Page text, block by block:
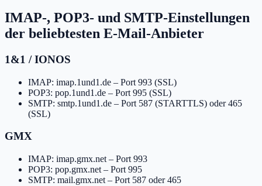
IMAP-, POP3- und SMTP-Einstellungen
der beliebtesten E-Mail-Anbieter
1&1 / IONOS
IMAP: imap.1und1.de – Port 993 (SSL)
POP3: pop.1und1.de – Port 995 (SSL)
SMTP: smtp.1und1.de – Port 587 (STARTTLS) oder 465
(SSL)
GMX
IMAP: imap.gmx.net – Port 993
POP3: pop.gmx.net – Port 995
SMTP: mail.gmx.net – Port 587 oder 465